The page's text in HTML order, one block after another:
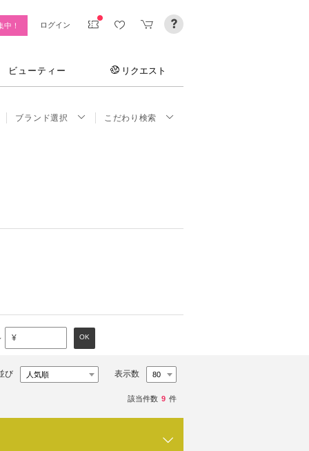
中！ ログイン
ビューティー リクエスト
ブランド選択 こだわり検索
¥ OK
び 表示数
該当件数 9 件